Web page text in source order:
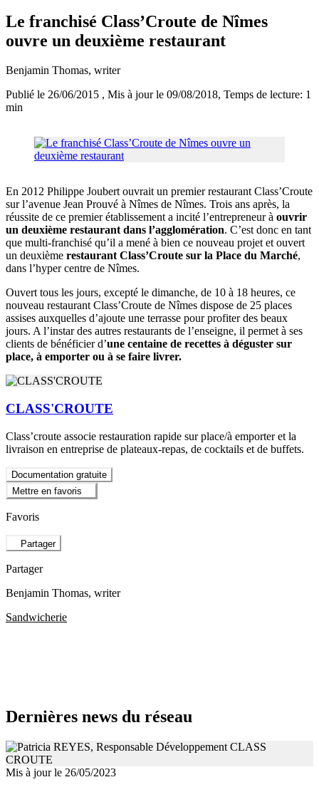
Le franchisé Class’Croute de Nîmes
ouvre un deuxième restaurant
Benjamin Thomas, writer
Publié le 26/06/2015 , Mis à jour le 09/08/2018, Temps de lecture: 1
min
En 2012 Philippe Joubert ouvrait un premier restaurant Class’Croute
sur l’avenue Jean Prouvé à Nîmes de Nîmes. Trois ans après, la
réussite de ce premier établissement a incité l’entrepreneur à ouvrir
un deuxième restaurant dans l’agglomération. C’est donc en tant
que multi-franchisé qu’il a mené à bien ce nouveau projet et ouvert
un deuxième restaurant Class’Croute sur la Place du Marché,
dans l’hyper centre de Nîmes.
Ouvert tous les jours, excepté le dimanche, de 10 à 18 heures, ce
nouveau restaurant Class’Croute de Nîmes dispose de 25 places
assises auxquelles d’ajoute une terrasse pour profiter des beaux
jours. A l’instar des autres restaurants de l’enseigne, il permet à ses
clients de bénéficier d’une centaine de recettes à déguster sur
place, à emporter ou à se faire livrer.
CLASS'CROUTE
Class’croute associe restauration rapide sur place/à emporter et la
livraison en entreprise de plateaux-repas, de cocktails et de buffets.
Documentation gratuite
Mettre en favoris
Favoris
Partager
Partager
Benjamin Thomas, writer
Sandwicherie
Dernières news du réseau
Mis à jour le 26/05/2023